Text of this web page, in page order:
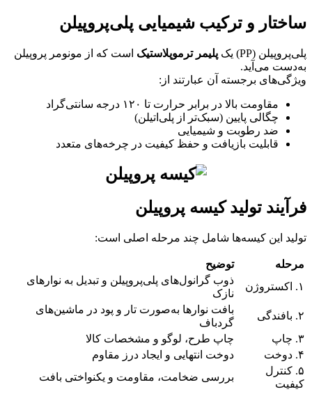
ساختار و ترکیب شیمیایی پلی‌پروپیلن
پلی‌پروپیلن (PP) یک پلیمر ترموپلاستیک است که از مونومر پروپیلن
به‌دست می‌آید.
ویژگی‌های برجسته آن عبارتند از:
مقاومت بالا در برابر حرارت تا ۱۲۰ درجه سانتی‌گراد
چگالی پایین (سبک‌تر از پلی‌اتیلن)
ضد رطوبت و شیمیایی
قابلیت بازیافت و حفظ کیفیت در چرخه‌های متعدد
فرآیند تولید کیسه پروپیلن
تولید این کیسه‌ها شامل چند مرحله اصلی است:
مرحله
توضیح
۱. اکستروژن
ذوب گرانول‌های پلی‌پروپیلن و تبدیل به نوارهای
نازک
۲. بافندگی
بافت نوارها به‌صورت تار و پود در ماشین‌های
گردباف
۳. چاپ
چاپ طرح، لوگو و مشخصات کالا
۴. دوخت
دوخت انتهایی و ایجاد درز مقاوم
۵. کنترل
کیفیت
بررسی ضخامت، مقاومت و یکنواختی بافت